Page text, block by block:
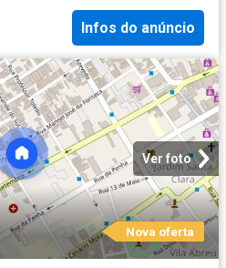
Infos do anúncio
Ver foto
Nova oferta